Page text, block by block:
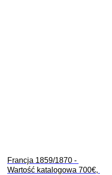
Francja 1859/1870 -
Wartość katalogowa 700€,